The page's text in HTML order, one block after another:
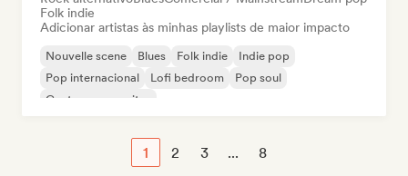
Folk indie
Adicionar artistas às minhas playlists de maior impacto
Nouvelle scene Blues Folk indie
Indie pop
Pop internacional
Lofi bedroom
Pop soul
Cantor-compositor
1 2 3 ... 8